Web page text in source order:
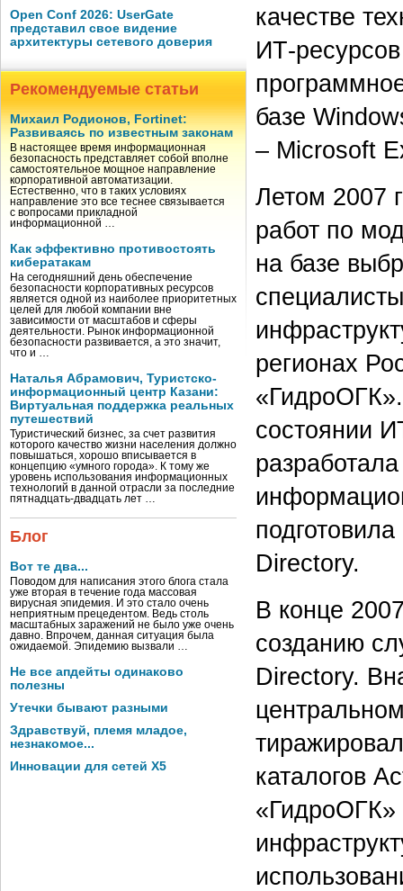
Open Conf 2026: UserGate
представил свое видение
архитектуры сетевого доверия
Рекомендуемые статьи
Михаил Родионов, Fortinet:
Развиваясь по известным законам
В настоящее время информационная
безопасность представляет собой вполне
самостоятельное мощное направление
корпоративной автоматизации.
Естественно, что в таких условиях
направление это все теснее связывается
с вопросами прикладной
информационной …
Как эффективно противостоять
кибератакам
На сегодняшний день обеспечение
безопасности корпоративных ресурсов
является одной из наиболее приоритетных
целей для любой компании вне
зависимости от масштабов и сферы
деятельности. Рынок информационной
безопасности развивается, а это значит,
что и …
Наталья Абрамович, Туристско-
информационный центр Казани:
Виртуальная поддержка реальных
путешествий
Туристический бизнес, за счет развития
которого качество жизни населения должно
повышаться, хорошо вписывается в
концепцию «умного города». К тому же
уровень использования информационных
технологий в данной отрасли за последние
пятнадцать-двадцать лет …
Блог
Вот те два...
Поводом для написания этого блога стала
уже вторая в течение года массовая
вирусная эпидемия. И это стало очень
неприятным прецедентом. Ведь столь
масштабных заражений не было уже очень
давно. Впрочем, данная ситуация была
ожидаемой. Эпидемию вызвали …
Не все апдейты одинаково
полезны
Утечки бывают разными
Здравствуй, племя младое,
незнакомое...
Инновации для сетей X5
качестве
ИТ-
базе
– Microsoft
Летом 2007
работ по
на базе
регионах
состоянии
Directory.
В конце
созданию
Directory.
каталогов
«ГидроОГК»